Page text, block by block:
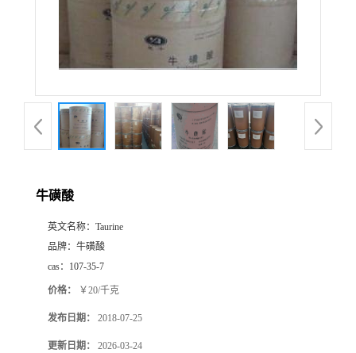
牛磺酸
英文名称： Taurine
品牌： 牛磺酸
cas： 107-35-7
价格： ￥20/千克
发布日期： 2018-07-25
更新日期： 2026-03-24